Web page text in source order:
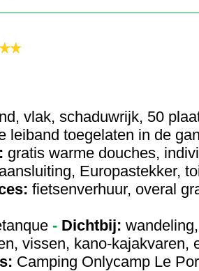
vlak, schaduwrijk, 50
leiband toegelaten in de
gratis warme douches,
Europastekker,
fietsenverhuur, overal
- Dichtbij:
vissen, kano-kajakvaren,
Camping Onlycamp Le